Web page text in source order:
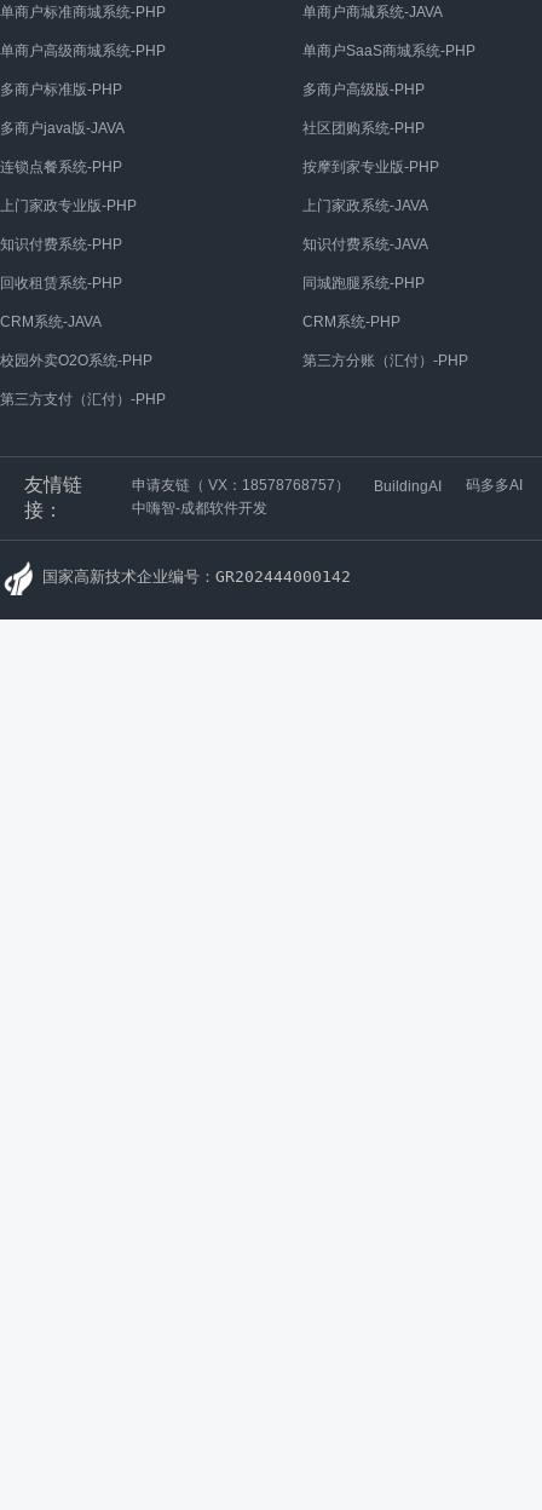
单商户标准商城系统-PHP 单商户商城系统-JAVA
单商户高级商城系统-PHP 单商户SaaS商城系统-PHP
多商户标准版-PHP 多商户高级版-PHP
多商户java版-JAVA 社区团购系统-PHP
连锁点餐系统-PHP 按摩到家专业版-PHP
上门家政专业版-PHP 上门家政系统-JAVA
知识付费系统-PHP 知识付费系统-JAVA
回收租赁系统-PHP 同城跑腿系统-PHP
CRM系统-JAVA CRM系统-PHP
校园外卖O2O系统-PHP 第三方分账（汇付）-PHP
第三方支付（汇付）-PHP
友情链
接：
申请友链（ VX：18578768757） BuildingAI
码多多AI
中嗨智-成都软件开发
国家高新技术企业编号：GR202444000142